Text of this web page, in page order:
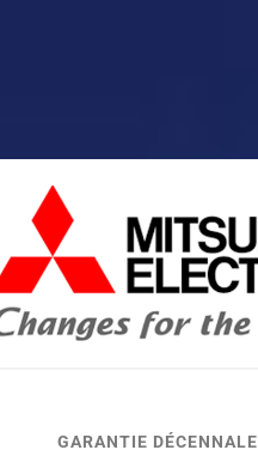
GARANTIE DÉCENNALE